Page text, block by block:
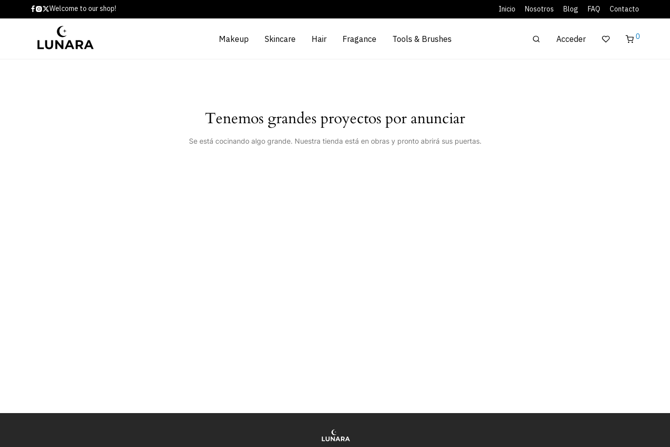
Welcome to our shop! Inicio Nosotros Blog FAQ Contacto
Makeup Skincare Hair Fragance Tools & Brushes Acceder 0
Tenemos grandes proyectos por anunciar
Se está cocinando algo grande. Nuestra tienda está en obras y pronto abrirá sus puertas.